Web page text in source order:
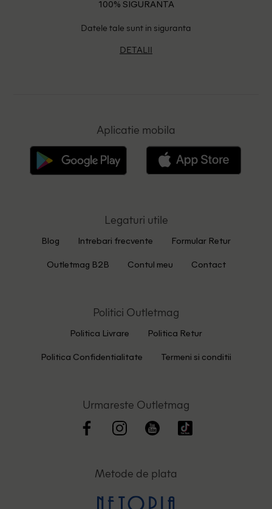
100% SIGURANTA
Datele tale sunt in siguranta
DETALII
Aplicatie mobila
Legaturi utile
Blog Intrebari frecvente Formular Retur
Outletmag B2B Contul meu Contact
Politici Outletmag
Politica Livrare Politica Retur
Politica Confidentialitate Termeni si conditii
Urmareste Outletmag
Metode de plata